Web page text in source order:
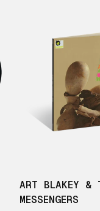
ART BLAKEY &
MESSENGERS